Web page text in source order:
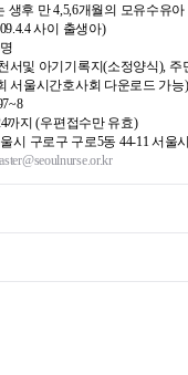
후 만 4,5,6개월의 모유수유아
사이 출생아)
서및 아기기록지(소정양식), 주
시간호사회 다운로드 가능)
5497~8
까지 (우편접수만 유효)
로구 구로5동 44-11 서울시